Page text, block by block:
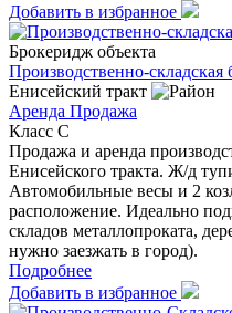
Добавить в избранное
Брокеридж объекта
Производственно-складская
Енисейский тракт
Аренда Продажа
Класс C
Продажа и аренда
Енисейского тракта. Ж/д
Автомобильные весы и 2
расположение. Идеально
складов металлопроката,
нужно заезжать в город).
Подробнее
Добавить в избранное